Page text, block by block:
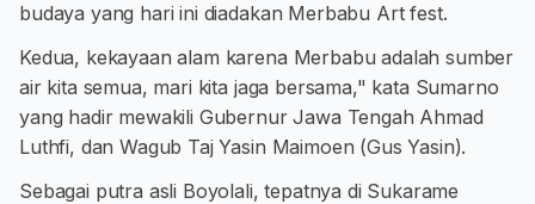
budaya yang hari ini diadakan Merbabu Art fest.
Kedua, kekayaan alam karena Merbabu adalah sumber
air kita semua, mari kita jaga bersama," kata Sumarno
yang hadir mewakili Gubernur Jawa Tengah Ahmad
Luthfi, dan Wagub Taj Yasin Maimoen (Gus Yasin).
Sebagai putra asli Boyolali, tepatnya di Sukarame